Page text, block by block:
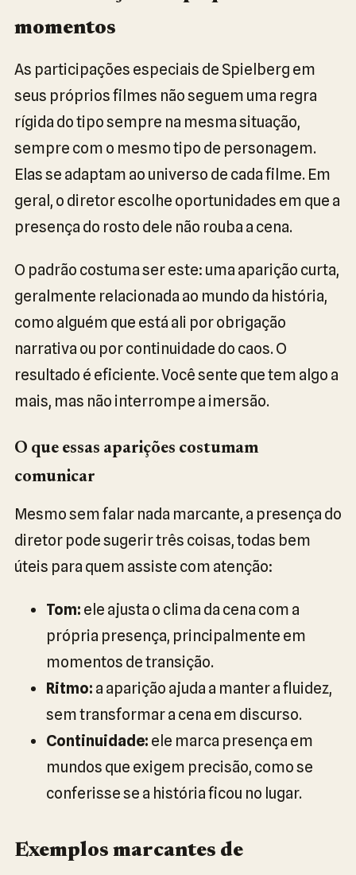
momentos
As participações especiais de Spielberg em
seus próprios filmes não seguem uma regra
rígida do tipo sempre na mesma situação,
sempre com o mesmo tipo de personagem.
Elas se adaptam ao universo de cada filme. Em
geral, o diretor escolhe oportunidades em que a
presença do rosto dele não rouba a cena.
O padrão costuma ser este: uma aparição curta,
geralmente relacionada ao mundo da história,
como alguém que está ali por obrigação
narrativa ou por continuidade do caos. O
resultado é eficiente. Você sente que tem algo a
mais, mas não interrompe a imersão.
O que essas aparições costumam
comunicar
Mesmo sem falar nada marcante, a presença do
diretor pode sugerir três coisas, todas bem
úteis para quem assiste com atenção:
Tom: ele ajusta o clima da cena com a
própria presença, principalmente em
momentos de transição.
Ritmo: a aparição ajuda a manter a fluidez,
sem transformar a cena em discurso.
Continuidade: ele marca presença em
mundos que exigem precisão, como se
conferisse se a história ficou no lugar.
Exemplos marcantes de